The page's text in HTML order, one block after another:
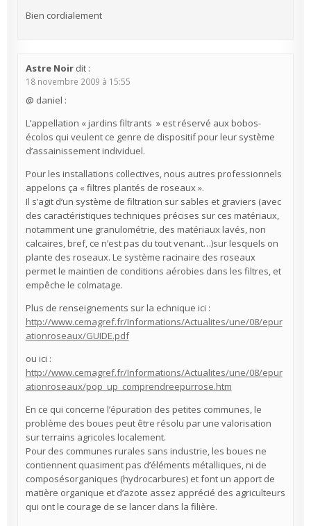
Bien cordialement
Astre Noir dit :
18 novembre 2009 à 15:55
@ daniel :
L’appellation « jardins filtrants » est réservé aux bobos-
écolos qui veulent ce genre de dispositif pour leur système
d’assainissement individuel.
Pour les installations collectives, nous autres professionnels
appelons ça « filtres plantés de roseaux ».
Il s’agit d’un système de filtration sur sables et graviers (avec
des caractéristiques techniques précises sur ces matériaux,
notamment une granulométrie, des matériaux lavés, non
calcaires, bref, ce n’est pas du tout venant…)sur lesquels on
plante des roseaux. Le système racinaire des roseaux
permet le maintien de conditions aérobies dans les filtres, et
empêche le colmatage.
Plus de renseignements sur la echnique ici :
http://www.cemagref.fr/Informations/Actualites/une/08/epur
ationroseaux/GUIDE.pdf
ou ici :
http://www.cemagref.fr/Informations/Actualites/une/08/epur
ationroseaux/pop_up_comprendreepurrose.htm
En ce qui concerne l’épuration des petites communes, le
problème des boues peut être résolu par une valorisation
sur terrains agricoles localement.
Pour des communes rurales sans industrie, les boues ne
contiennent quasiment pas d’éléments métalliques, ni de
composésorganiques (hydrocarbures) et font un apport de
matière organique et d’azote assez apprécié des agriculteurs
qui ont le courage de se lancer dans la filière.